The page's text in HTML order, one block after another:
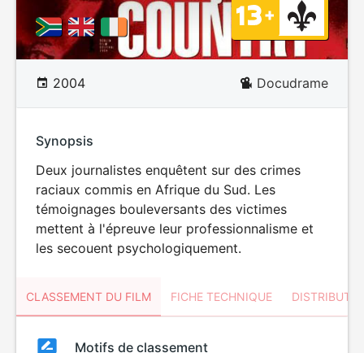
2004 Docudrame
Synopsis
Deux journalistes enquêtent sur des crimes
raciaux commis en Afrique du Sud. Les
témoignages bouleversants des victimes
mettent à l'épreuve leur professionnalisme et
les secouent psychologiquement.
CLASSEMENT DU FILM FICHE TECHNIQUE
ClassementClassement
Motifs de classement